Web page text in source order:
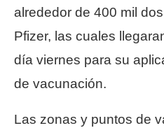
alrededor de 400 mil
Pfizer, las cuales
día viernes para su
de vacunación.
Las zonas y puntos de